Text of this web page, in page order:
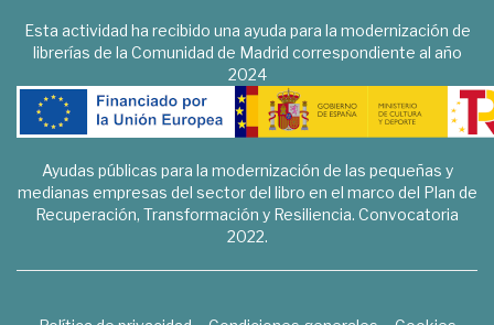
Esta actividad ha recibido una ayuda para la modernización de
librerías de la Comunidad de Madrid correspondiente al año
2024
Ayudas públicas para la modernización de las pequeñas y
medianas empresas del sector del libro en el marco del Plan de
Recuperación, Transformación y Resiliencia. Convocatoria
2022.